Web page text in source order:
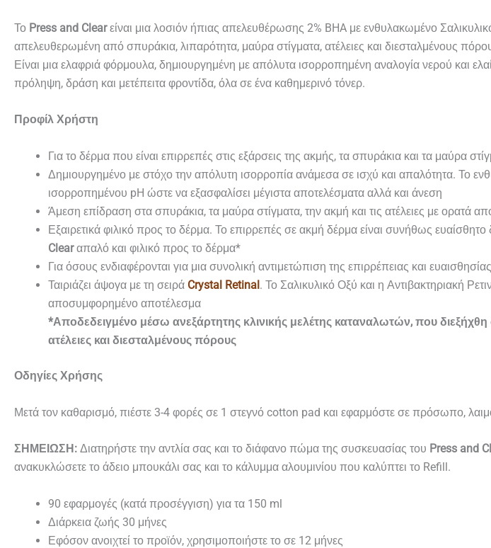
Το Press and Clearείναι μια λοσιόν ήπιας απελευθέρωσης 2% BHA με ενθυλακωμένο
απελευθερωμένη από σπυράκια, λιπαρότητα, μαύρα στίγματα, ατέλειες και διεσταλμένους
Είναι μια ελαφριά φόρμουλα, δημιουργημένη με απόλυτα ισορροπημένη αναλογία νερού και
πρόληψη, δράση και μετέπειτα φροντίδα, όλα σε ένα καθημερινό τόνερ.
Προφίλ Χρήστη
Για το δέρμα που είναι επιρρεπές στις εξάρσεις της ακμής, τα σπυράκια και τα μαύρα
Δημιουργημένο με στόχο την απόλυτη ισορροπία ανάμεσα σε ισχύ και απαλότητα. Το
ισορροπημένου pH ώστε να εξασφαλίσει μέγιστα αποτελέσματα αλλά και άνεση
Άμεση επίδραση στα σπυράκια, τα μαύρα στίγματα, την ακμή και τις ατέλειες με ορατά
Εξαιρετικά φιλικό προς το δέρμα. Το επιρρεπές σε ακμή δέρμα είναι συνήθως
Clearαπαλό και φιλικό προς το δέρμα*
Για όσους ενδιαφέρονται για μια συνολική αντιμετώπιση της επιρρέπειας και
Ταιριάζει άψογα με τη σειρά Crystal Retinal. Το Σαλικυλικό Οξύ και η Αντιβακτηριακή
αποσυμφορημένο αποτέλεσμα
*Αποδεδειγμένο μέσω ανεξάρτητης κλινικής μελέτης καταναλωτών, που
ατέλειες και διεσταλμένους πόρους
Οδηγίες Χρήσης
Μετά τον καθαρισμό, πιέστε 3-4 φορές σε 1 στεγνό cotton pad και εφαρμόστε σε πρόσωπο,
ΣΗΜΕΙΩΣΗ: Διατηρήστε την αντλία σας και το διάφανο πώμα της συσκευασίας του Press and
ανακυκλώσετε το άδειο μπουκάλι σας και το κάλυμμα αλουμινίου που καλύπτει το Refill.
90 εφαρμογές (κατά προσέγγιση) για τα 150 ml
Διάρκεια ζωής 30 μήνες
Εφόσον ανοιχτεί το προϊόν, χρησιμοποιήστε το σε 12 μήνες